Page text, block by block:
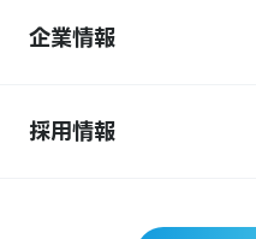
企業情報
採用情報